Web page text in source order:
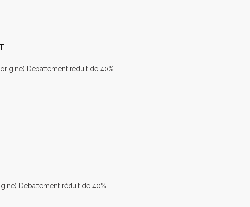
Débattement réduit de 40% ...
Débattement réduit de 40%...